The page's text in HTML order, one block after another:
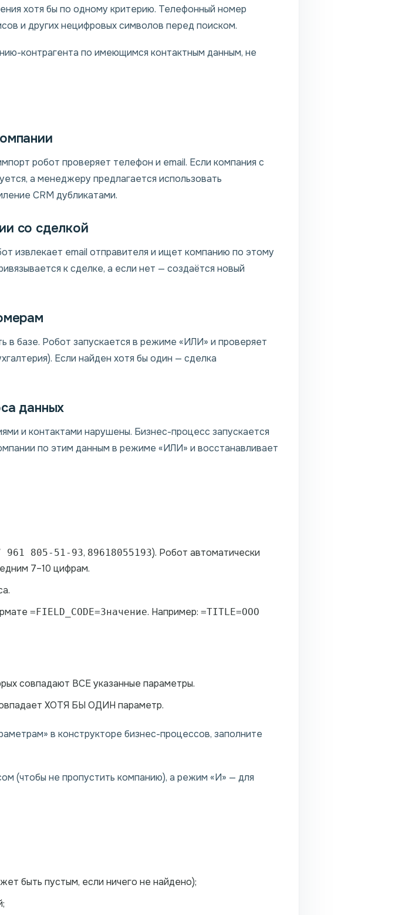
хотя бы по одному критерию. Телефонный номер
и других нецифровых символов перед поиском.
контрагента по имеющимся контактным данным, не
робот проверяет телефон и email. Если компания с
а менеджеру предлагается использовать
CRM дубликатами.
со сделкой
извлекает email отправителя и ищет компанию по этому
к сделке, а если нет — создаётся новый
в базе. Робот запускается в режиме «ИЛИ» и проверяет
Если найден хотя бы один — сделка
данных
и контактами нарушены. Бизнес-процесс запускается
по этим данным в режиме «ИЛИ» и восстанавливает
961 805-51-93, 89618055193). Робот автоматически
7–10 цифрам.
=FIELD_CODE=Значение. Например: =TITLE=ООО
совпадают ВСЕ указанные параметры.
ХОТЯ БЫ ОДИН параметр.
в конструкторе бизнес-процессов, заполните
(чтобы не пропустить компанию), а режим «И» — для
быть пустым, если ничего не найдено);